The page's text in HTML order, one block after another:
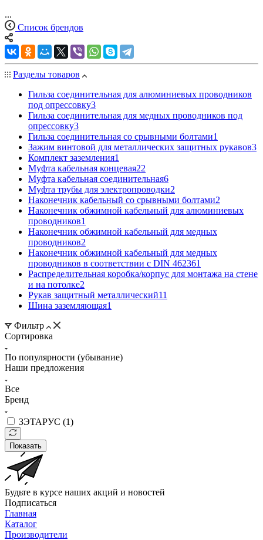
...
Список брендов
Разделы товаров
Гильза соединительная для алюминиевых проводников
под опрессовку3
Гильза соединительная для медных проводников под
опрессовку3
Гильза соединительная со срывными болтами1
Зажим винтовой для металлических защитных рукавов3
Комплект заземления1
Муфта кабельная концевая22
Муфта кабельная соединительная6
Муфта трубы для электропроводки2
Наконечник кабельный со срывными болтами2
Наконечник обжимной кабельный для алюминиевых
проводников1
Наконечник обжимной кабельный для медных
проводников2
Наконечник обжимной кабельный для медных
проводников в соответствии с DIN 462361
Распределительная коробка/корпус для монтажа на стене
и на потолке2
Рукав защитный металлический11
Шина заземляющая1
Фильтр
Сортировка
По популярности (убывание)
Наши предложения
Все
Бренд
ЗЭТАРУС (1)
Показать
Будьте в курсе наших акций и новостей
Подписаться
Главная
Каталог
Производители